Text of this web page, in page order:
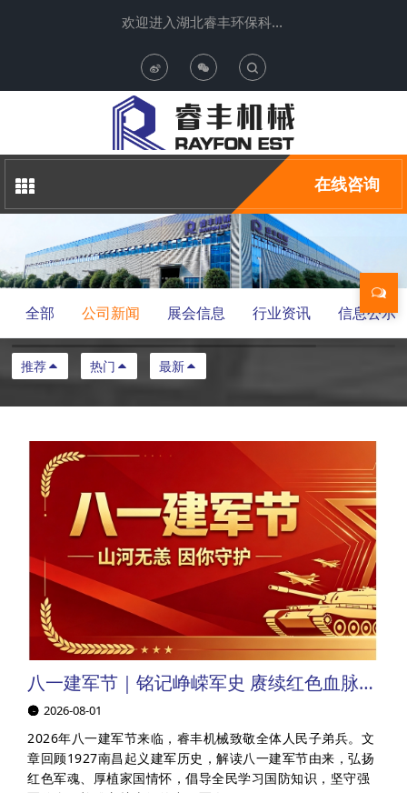
欢迎进入湖北睿丰环保科技有限公司
T
g
g
l
e
S
a
c
h
在线咨询
全部 公司新闻 展会信息 行业资讯 信息公示
推荐 热门 最新
八一建军节｜铭记峥嵘军史 赓续红色血脉｜睿丰机械向全体人民子弟兵送上节日问候，致敬最可爱的人！
2026-08-01
2026年八一建军节来临，睿丰机械致敬全体人民子弟兵。文
章回顾1927南昌起义建军历史，解读八一建军节由来，弘扬
红色军魂、厚植家国情怀，倡导全民学习国防知识，坚守强